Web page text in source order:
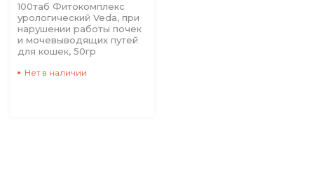
100таб Фитокомплекс
урологический Veda, при
нарушении работы почек
и мочевыводящих путей
для кошек, 50гр
Нет в наличии